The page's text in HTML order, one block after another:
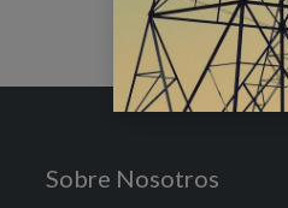
Sobre Nosotros